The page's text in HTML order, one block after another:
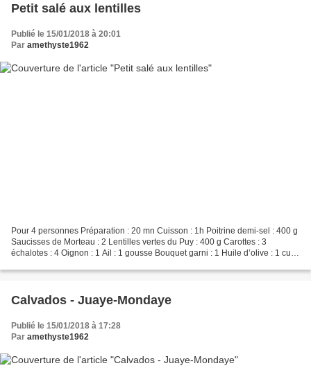
Petit salé aux lentilles
Publié le 15/01/2018 à 20:01
Par amethyste1962
Pour 4 personnes Préparation : 20 mn Cuisson : 1h Poitrine demi-sel : 400 g
Saucisses de Morteau : 2 Lentilles vertes du Puy : 400 g Carottes : 3
échalotes : 4 Oignon : 1 Ail : 1 gousse Bouquet garni : 1 Huile d’olive : 1 cuil.
Calvados - Juaye-Mondaye
Publié le 15/01/2018 à 17:28
Par amethyste1962